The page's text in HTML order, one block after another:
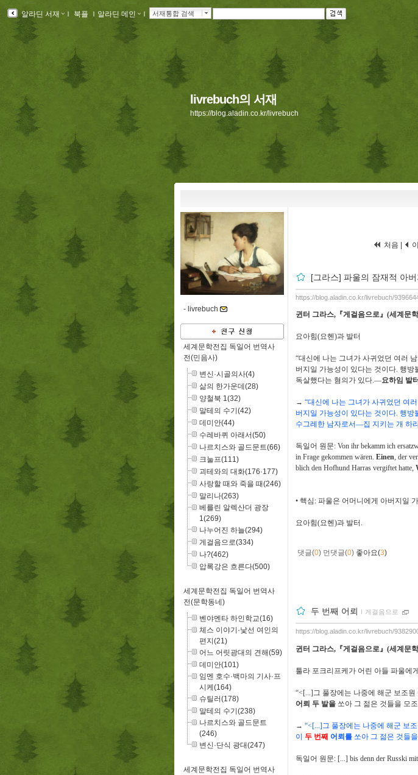
알라딘 서재 ｌ 북플 ｌ 알라딘 메인 ｌ 서재통합 검색
livrebuch의 서재
https://blog.aladin.co.kr/livrebuch
- livrebuch
세계문학전집 독일어 번역사
전(민음사)
변신·시골의사(4)
삶의 한가운데(28)
양철북 1(32)
말테의 수기(42)
데미안(44)
수레바퀴 아래서(50)
나르치스와 골드문트(66)
크눌프(111)
괴테와의 대화(176·177)
사랑할 때와 죽을 때(246)
말리나(263)
베를린 알렉산더 광장
1(269)
나누어진 하늘(294)
게걸음으로(334)
나?(462)
압록강은 흐른다(500)
세계문학전집 독일어 번역사
전(문학동네)
벤야멘타 하인학교(16)
체스 이야기·낯선 여인의
편지(21)
어느 어릿광대의 견해(59)
데미안(101)
임멘 호수·백마의 기사·프
시케(164)
슈틸러(178)
말테의 수기(238)
나르치스와 골드문트
(246)
변신·단식 광대(247)
세계문학전집 독일어 번역사
처음 |
[그라스] 파울의 잠재적 아
https://blog.aladin.co.kr/livrebuch/
귄터 그라스, 『게걸음으로』 (세계문
요아힘(요헨)과 발터
“대신에 나는 그녀가 사귀었던 여러 남
버지일 가능성이 있다는 것이다. 행방
독살했다는 혐의가 있다.—요하임 발터
→ “대신에 나는 그녀가 사귀었던 여러
버지일 가능성이 있다는 것이다. 행방
수그레한 남자로서—집 지키는 개 하
독일어 원문: Von ihr bekamm ich
in Frage gekommen wären. Einen, der
blich den Hofhund Harras vergiftet hatte,
• 핵심 : 파울은 어머니에게 아버지일
요아힘(요헨)과 발터 .
댓글(0) 먼댓글(0) 좋아요(3)
두 번째 어뢰 ｌ 게걸음으로
https://blog.aladin.co.kr/livrebuch/
귄터 그라스, 『게걸음으로』 (세계문
툴라 포크리프케가 어린 아들 파울에
“<[...]그 풀장에는 나중에 해군 보조
어뢰 두 발을 쏘아 그 젊은 것들을 모
→ “<[...]그 풀장에는 나중에 해군 보
이 두 번째 어뢰 를 쏘아 그 젊은 것들
독일어 원문: [...] bis denn der Russki